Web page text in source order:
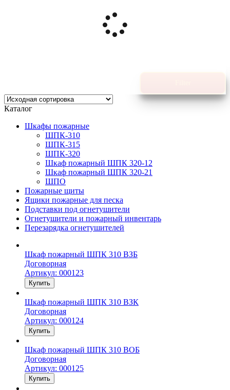
Каталог
Шкафы пожарные
ШПК-310
ШПК-315
ШПК-320
Шкаф пожарный ШПК 320-12
Шкаф пожарный ШПК 320-21
ШПО
Пожарные щиты
Ящики пожарные для песка
Подставки под огнетушители
Огнетушители и пожарный инвентарь
Перезарядка огнетушителей
Шкаф пожарный ШПК 310 ВЗБ
Договорная
Артикул: 000123
Купить
Шкаф пожарный ШПК 310 ВЗК
Договорная
Артикул: 000124
Купить
Шкаф пожарный ШПК 310 ВОБ
Договорная
Артикул: 000125
Купить